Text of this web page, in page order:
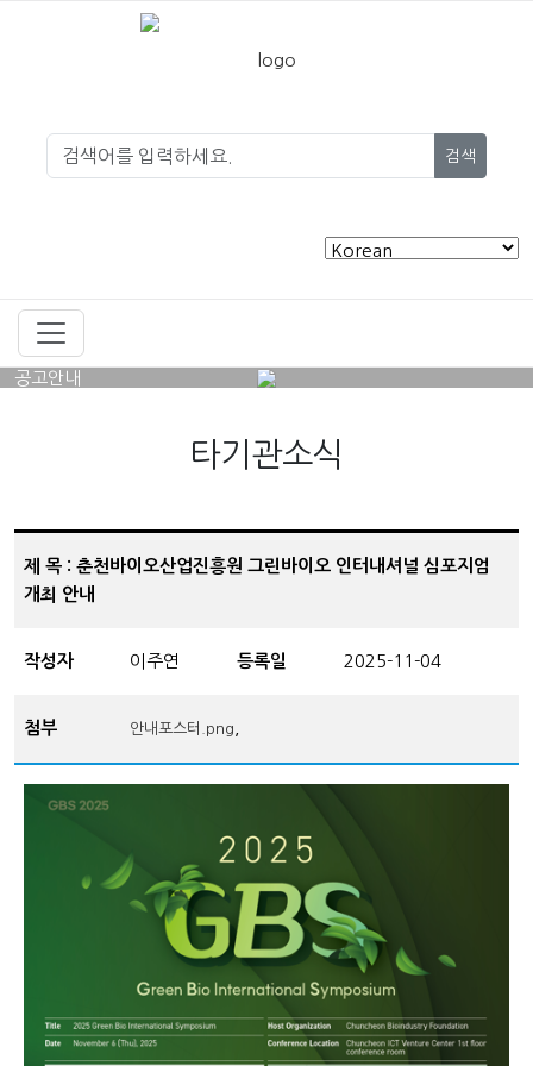
검색
공고안내
타기관소식
제 목 : 춘천바이오산업진흥원 그린바이오 인터내셔널 심포지엄
개최 안내
작성자 이주연 등록일 2025-11-04
첨부 안내포스터.png